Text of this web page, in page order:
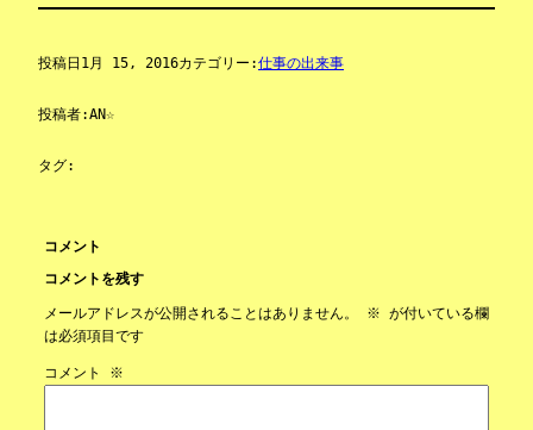
投稿日 1月 15, 2016カテゴリー:仕事の出来事
投稿者:AN☆
タグ:
コメント
コメントを残す
メールアドレスが公開されることはありません。 ※ が付いている欄
は必須項目です
コメント ※